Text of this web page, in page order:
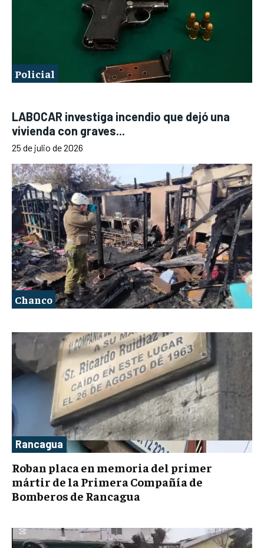
Policial
LABOCAR investiga incendio que dejó una
vivienda con graves...
25 de julio de 2026
Chanco
Rancagua
Roban placa en memoria del primer
mártir de la Primera Compañía de
Bomberos de Rancagua